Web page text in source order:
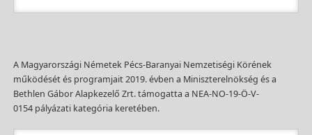
A Magyarországi Németek Pécs-Baranyai Nemzetiségi Körének
működését és programjait 2019. évben a Miniszterelnökség és a
Bethlen Gábor Alapkezelő Zrt. támogatta a NEA-NO-19-Ö-V-
0154 pályázati kategória keretében.